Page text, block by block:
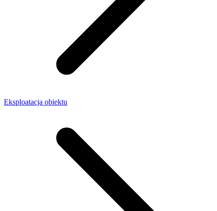
Eksploatacja obiektu